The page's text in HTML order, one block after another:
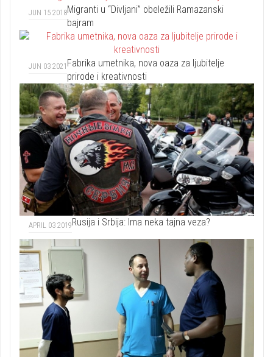
JUN 15 2018Migranti u “Divljani” obeležili Ramazanski
bajram
JUN 03 2021 Fabrika umetnika, nova oaza za ljubitelje
prirode i kreativnosti
APRIL 03 2019Rusija i Srbija: Ima neka tajna veza?